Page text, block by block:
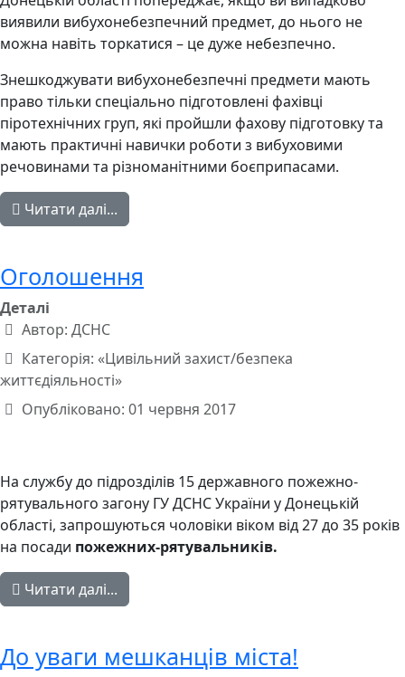
виявили вибухонебезпечний предмет, до нього не
можна навіть торкатися – це дуже небезпечно.
Знешкоджувати вибухонебезпечні предмети мають
право тільки спеціально підготовлені фахівці
піротехнічних груп, які пройшли фахову підготовку та
мають практичні навички роботи з вибуховими
речовинами та різноманітними боєприпасами.
Читати далі...
Оголошення
Деталі
Автор: ДСНС
Категорія: «Цивільний захист/безпека
життєдіяльності»
Опубліковано: 01 червня 2017
На службу до підрозділів 15 державного пожежно-
рятувального загону ГУ ДСНС України у Донецькій
області, запрошуються чоловіки віком від 27 до 35 років
на посади пожежних-рятувальників.
Читати далі...
До уваги мешканців міста!